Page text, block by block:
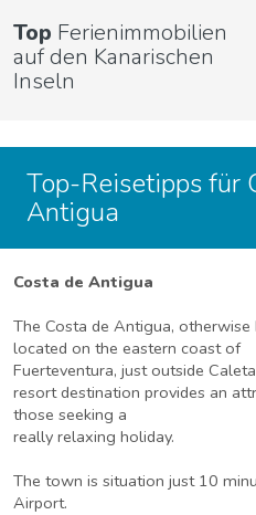
Top Ferienimmobilien
auf den Kanarischen
Inseln
Top-Reisetipps für
Antigua
Costa de Antigua
The Costa de Antigua,
located on the eastern coast of
Fuerteventura, just outside
resort destination provides an
those seeking a
really relaxing holiday.
The town is situation just 10
Airport.